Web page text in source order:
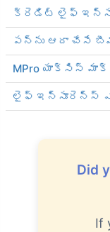
క్రెడిట్ లైఫ్
పన్ను ఆదా చేసే
MPro యాక్సిస్
లైఫ్ ఇన్సూరెన్స్
Did
If